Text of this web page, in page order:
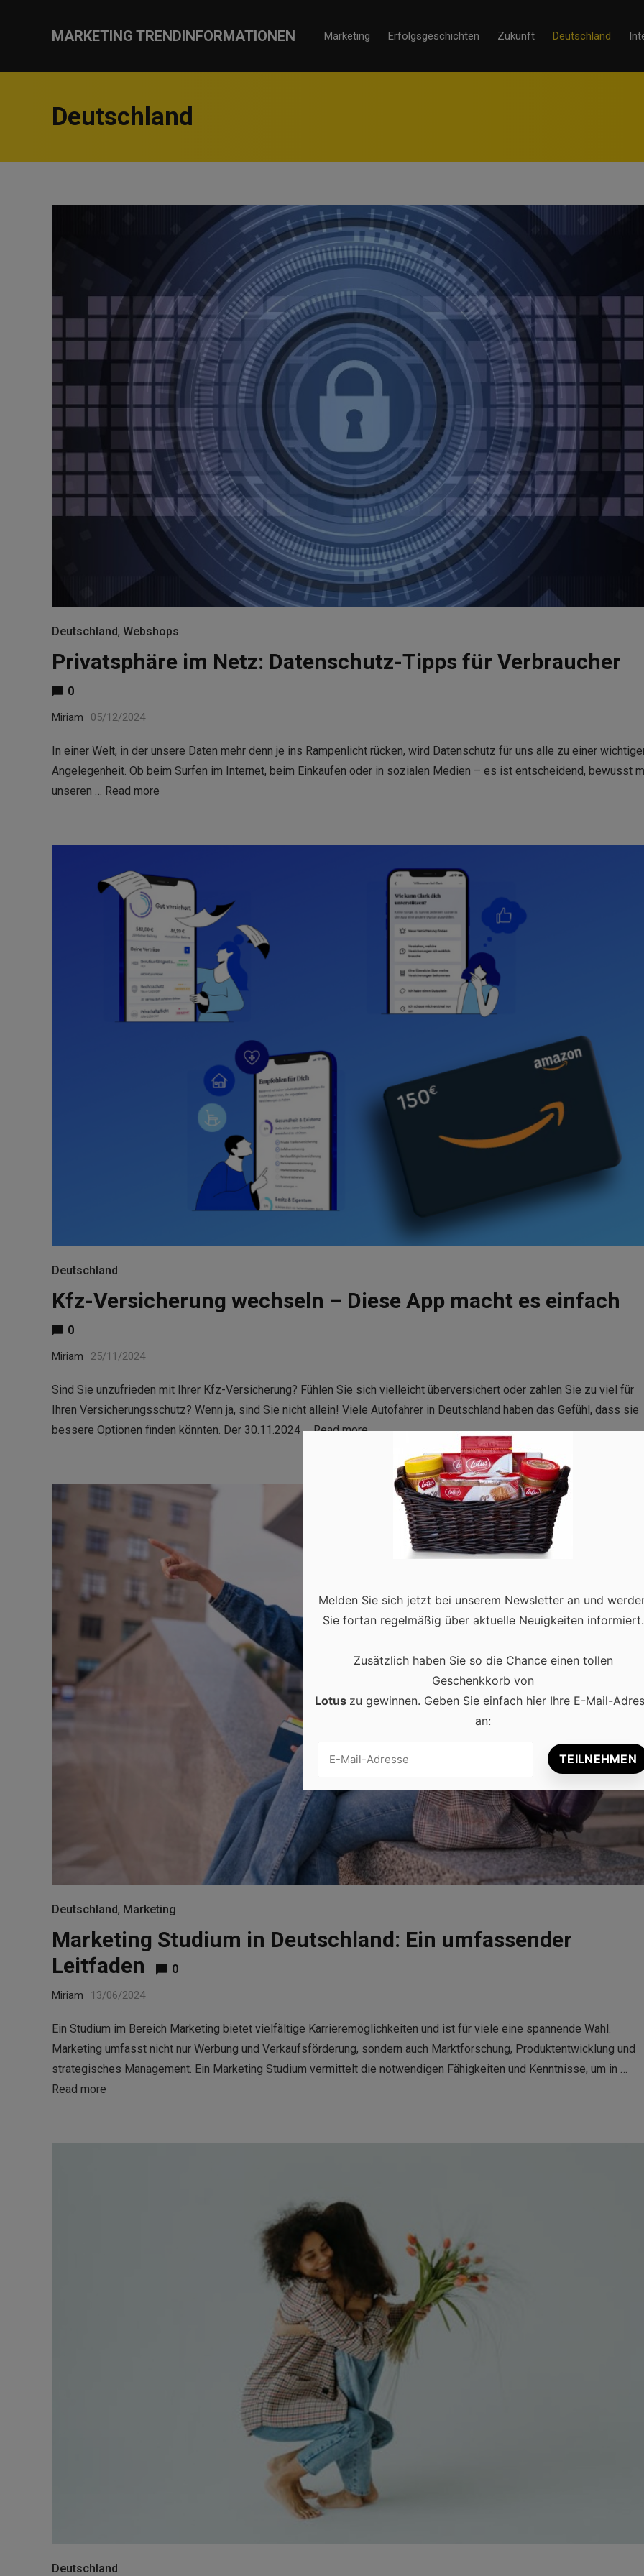
MARKETING TRENDINFORMATIONEN Marketing Erfolgsgeschichten Zukunft Deutschland
Deutschland
Deutschland, Webshops
Privatsphäre im Netz: Datenschutz-Tipps für Verbraucher
0
Miriam 05/12/2024
In einer Welt, in der unsere Daten mehr denn je ins Rampenlicht rücken, wird Datenschutz für uns alle zu einer
Angelegenheit. Ob beim Surfen im Internet, beim Einkaufen oder in sozialen Medien – es ist entscheidend, bewusst
unseren … Read more
Deutschland
Kfz-Versicherung wechseln – Diese App macht es einfach
0
Miriam 25/11/2024
Sind Sie unzufrieden mit Ihrer Kfz-Versicherung? Fühlen Sie sich vielleicht überversichert oder zahlen Sie zu viel für
Ihren Versicherungsschutz? Wenn ja, sind Sie nicht allein! Viele Autofahrer in Deutschland haben das Gefühl, dass sie
bessere Optionen finden könnten. Der 30.11.2024 …Read more
Deutschland, Marketing
Marketing Studium in Deutschland: Ein umfassender
Leitfaden
0
Miriam 13/06/2024
Ein Studium im Bereich Marketing bietet vielfältige Karrieremöglichkeiten und ist für viele eine spannende Wahl.
Marketing umfasst nicht nur Werbung und Verkaufsförderung, sondern auch Marktforschung, Produktentwicklung und
strategisches Management. Ein Marketing Studium vermittelt die notwendigen Fähigkeiten und Kenntnisse, um in …
Read more
Deutschland
Melden Sie sich jetzt bei unserem Newsletter an und
Sie fortan regelmäßig über aktuelle Neuigkeiten informiert.
Zusätzlich haben Sie so die Chance einen tollen
Geschenkkorb von
Lotus zu gewinnen. Geben Sie einfach hier Ihre E-Mail-
an: